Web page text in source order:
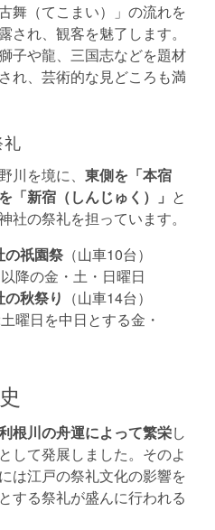
舞（てこまい）」の流れを
され、観客を魅了します。
子や龍、三国志などを題材
れ、芸術的な見どころも満
川を境に、 東側を「本宿
「新宿（しんじゅく）」 と
社の祭礼を担っています。
の祇園祭 （山車10台）
降の金・土・日曜日
秋祭り （山車14台）
曜日を中日とする金・
根川の舟運によって繁栄し
して発展しました。そのよ
は江戸の祭礼文化の影響を
する祭礼が盛んに行われる